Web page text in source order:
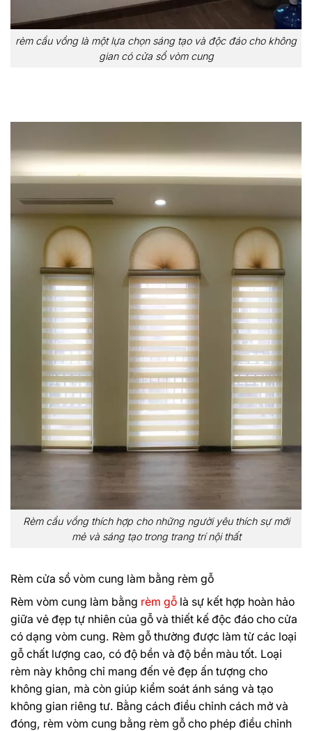
rèm cầu vồng là một lựa chọn sáng tạo và độc đáo cho không
gian có cửa sổ vòm cung
Rèm cầu vồng thích hợp cho những người yêu thích sự mới
mẻ và sáng tạo trong trang trí nội thất
Rèm cửa sổ vòm cung làm bằng rèm gỗ
Rèm vòm cung làm bằng rèm gỗ là sự kết hợp hoàn hảo
giữa vẻ đẹp tự nhiên của gỗ và thiết kế độc đáo cho cửa
có dạng vòm cung. Rèm gỗ thường được làm từ các loại
gỗ chất lượng cao, có độ bền và độ bền màu tốt. Loại
rèm này không chỉ mang đến vẻ đẹp ấn tượng cho
không gian, mà còn giúp kiểm soát ánh sáng và tạo
không gian riêng tư. Bằng cách điều chỉnh cách mở và
đóng, rèm vòm cung bằng rèm gỗ cho phép điều chỉnh